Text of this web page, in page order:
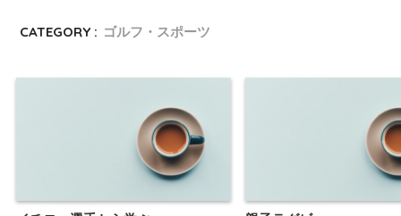
CATEGORY : ゴルフ・スポーツ